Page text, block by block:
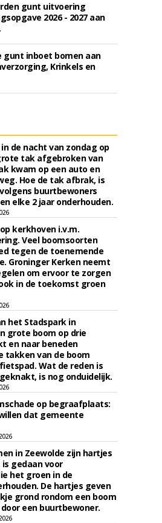
gunt uitvoering
2026 - 2027 aan
gunt inboet bomen aan
Krinkels en
de nacht van zondag op
tak afgebroken van
kwam op een auto en
Hoe de tak afbrak, is
buurtbewoners
elke 2 jaar onderhouden.
kerkhoven i.v.m.
Veel boomsoorten
tegen de toenemende
Groninger Kerken neemt
om ervoor te zorgen
in de toekomst groen
het Stadspark in
grote boom op drie
en naar beneden
takken van de boom
Wat de reden is
is nog onduidelijk.
op begraafplaats:
dat gemeente
in Zeewolde zijn hartjes
gedaan voor
het groen in de
De hartjes geven
grond rondom een boom
een buurtbewoner.